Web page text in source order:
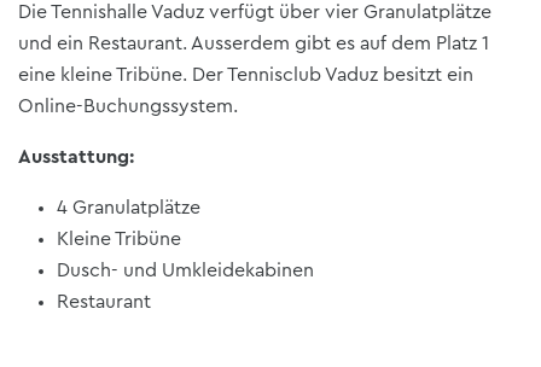
Die Tennishalle Vaduz verfügt über vier Granulatplätze
und ein Restaurant. Ausserdem gibt es auf dem Platz 1
eine kleine Tribüne. Der Tennisclub Vaduz besitzt ein
Online-Buchungssystem.
Ausstattung:
4 Granulatplätze
Kleine Tribüne
Dusch- und Umkleidekabinen
Restaurant